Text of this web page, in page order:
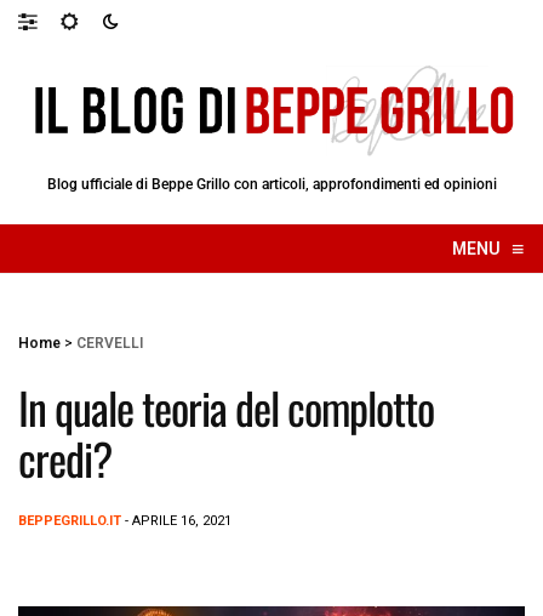
Blog ufficiale di Beppe Grillo con articoli, approfondimenti ed opinioni
MENU ≡
☰
Home > CERVELLI
In quale teoria del complotto
credi?
BEPPEGRILLO.IT - APRILE 16, 2021